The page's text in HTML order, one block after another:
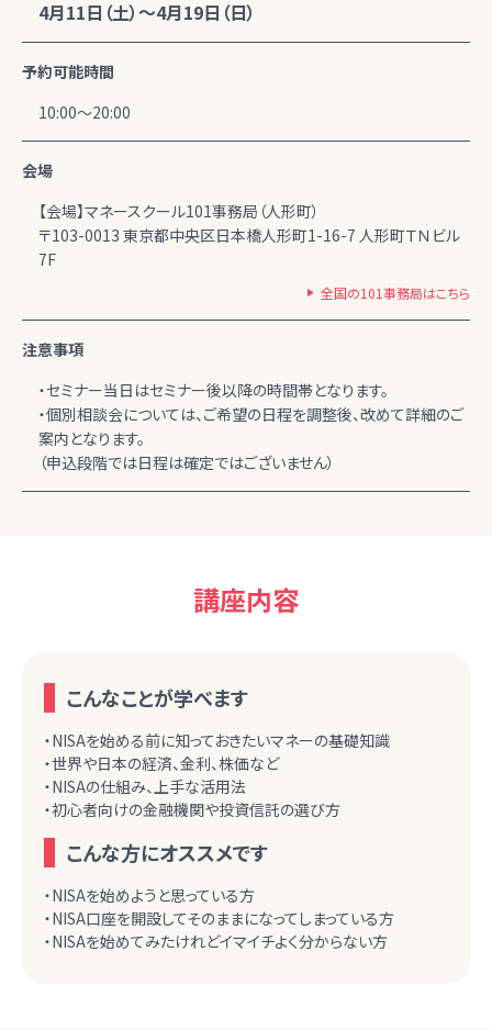
4月11日（土）～4月19日（日）
予約可能時間
10:00～20:00
会場
【会場】マネースクール101事務局（人形町）
〒103-0013 東京都中央区日本橋人形町1-16-7 人形町ＴＮビル
7F
全国の101事務局はこちら
注意事項
・セミナー当日はセミナー後以降の時間帯となります。
・個別相談会については、ご希望の日程を調整後、改めて詳細のご
案内となります。
（申込段階では日程は確定ではございません）
講座内容
こんなことが学べます
・NISAを始める前に知っておきたいマネーの基礎知識
・世界や日本の経済、金利、株価など
・NISAの仕組み、上手な活用法
・初心者向けの金融機関や投資信託の選び方
こんな方にオススメです
・NISAを始めようと思っている方
・NISA口座を開設してそのままになってしまっている方
・NISAを始めてみたけれどイマイチよく分からない方